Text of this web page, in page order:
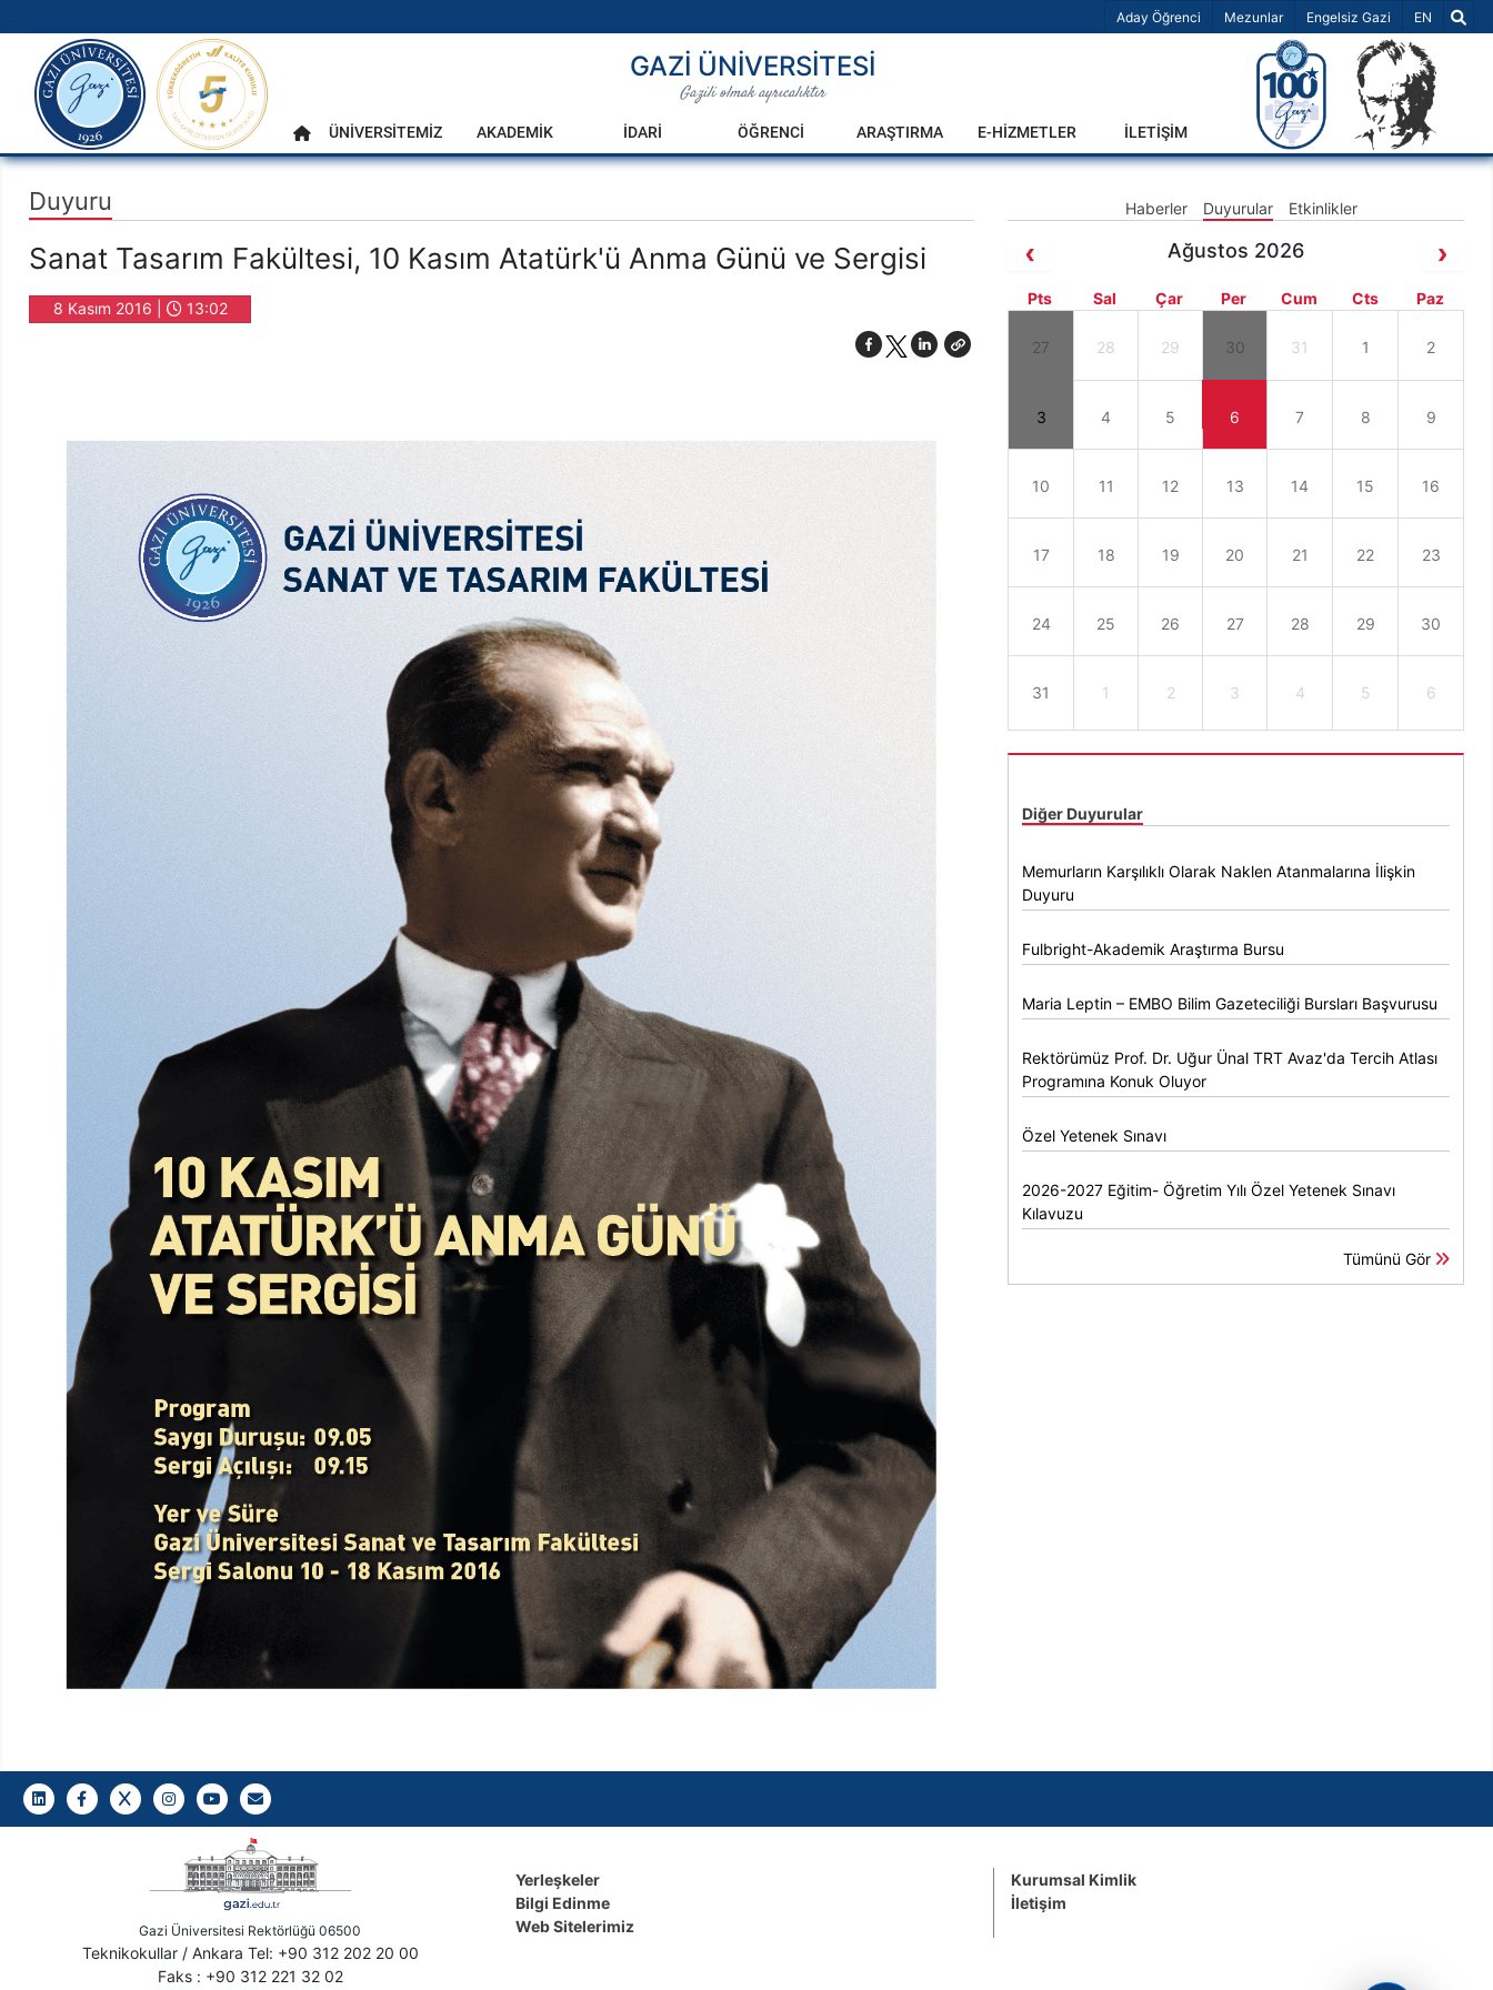
Aday Öğrenci Mezunlar Engelsiz Gazi Dil Seçiniz
EN
Ana Menü
gazi.edu.tr
GAZİ ÜNİVERSİTESİ
Gazili olmak ayrıcalıktır
Anasayfa
ÜNİVERSİTEMİZ AKADEMİK İDARİ ÖĞRENCİ ARAŞTIRMA E-HİZMETLER İLETİŞİM
Duyuru Haberler Duyurular Etkinlikler
Sanat Tasarım Fakültesi, 10 Kasım Atatürk'ü Anma Günü ve Sergisi
8 Kasım 2016 | 13:02
Ağustos 2026
Pts Sal Çar Per Cum Cts Paz
27 28 29 30 31 1 2
3 4 5 6 7 8 9
10 11 12 13 14 15 16
17 18 19 20 21 22 23
24 25 26 27 28 29 30
31 1 2 3 4 5 6
Diğer Duyurular
Memurların Karşılıklı Olarak Naklen Atanmalarına İlişkin
Duyuru
Fulbright-Akademik Araştırma Bursu
Maria Leptin – EMBO Bilim Gazeteciliği Bursları Başvurusu
Rektörümüz Prof. Dr. Uğur Ünal TRT Avaz'da Tercih Atlası
Programına Konuk Oluyor
Özel Yetenek Sınavı
2026-2027 Eğitim- Öğretim Yılı Özel Yetenek Sınavı
Kılavuzu
Tümünü Gör
LinkedInFacebookTwitterInstagramYoutubeGazi E-Mail
Gazi Üniversitesi Rektörlüğü 06500
Teknikokullar / Ankara Tel: +90 312 202 20 00
Faks : +90 312 221 32 02
Yerleşkeler
Bilgi Edinme
Web Sitelerimiz
Kurumsal Kimlik
İletişim